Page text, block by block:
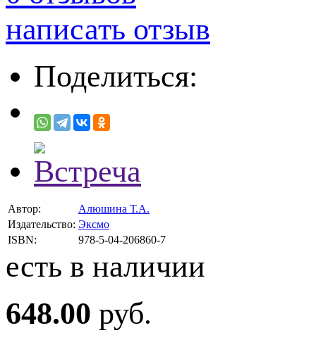
написать отзыв
Поделиться:
Автор:
Алюшина Т.А.
Издательство: Эксмо
ISBN:
978-5-04-206860-7
есть в наличии
648.00 руб.